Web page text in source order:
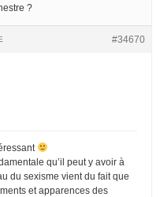
?
#34670
qu’il peut y avoir à
du sexisme vient du fait que
et apparences des